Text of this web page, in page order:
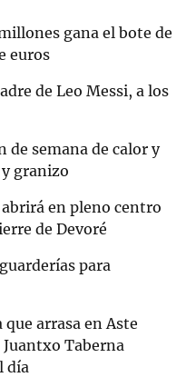
gana el bote de
euros
de Leo Messi, a los
semana de calor y
granizo
en pleno centro
de Devoré
para
arrasa en Aste
Taberna
día